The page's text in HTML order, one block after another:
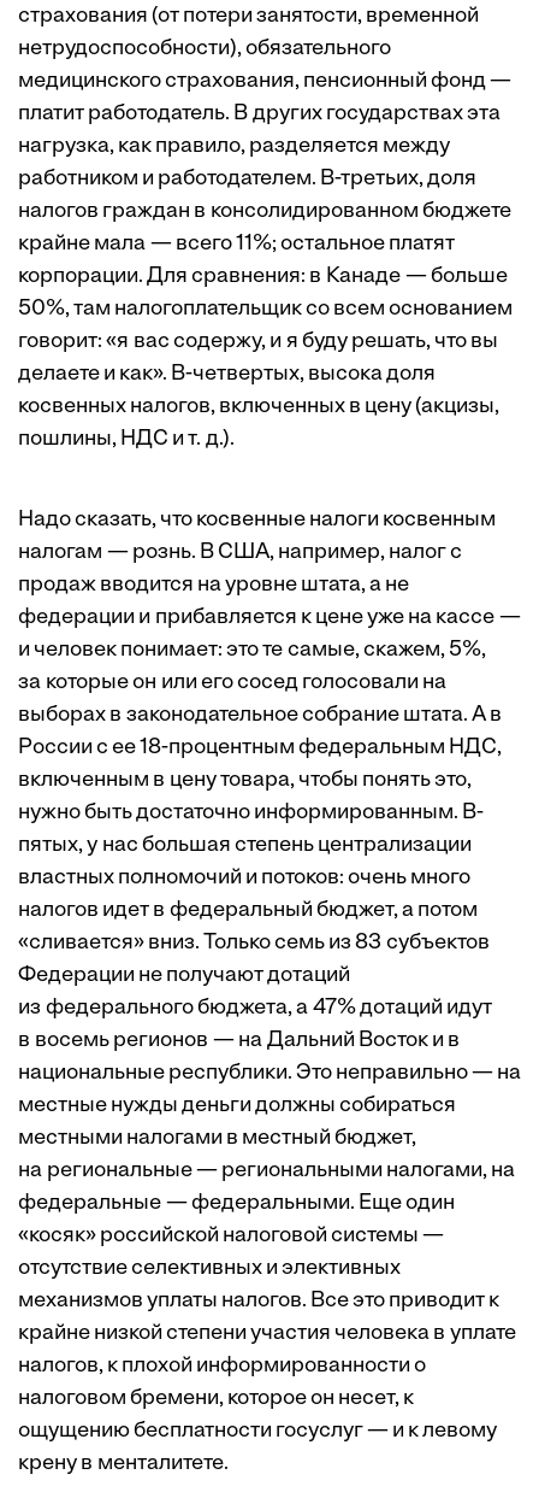
страхования (от потери занятости, временной
нетрудоспособности), обязательного
медицинского страхования, пенсионный фонд —
платит работодатель. В других государствах эта
нагрузка, как правило, разделяется между
работником и работодателем. В-третьих, доля
налогов граждан в консолидированном бюджете
крайне мала — всего 11%; остальное платят
корпорации. Для сравнения: в Канаде — больше
50%, там налогоплательщик со всем основанием
говорит: «я вас содержу, и я буду решать, что вы
делаете и как». В-четвертых, высока доля
косвенных налогов, включенных в цену (акцизы,
пошлины, НДС и т. д.).
Надо сказать, что косвенные налоги косвенным
налогам — рознь. В США, например, налог с
продаж вводится на уровне штата, а не
федерации и прибавляется к цене уже на кассе —
и человек понимает: это те самые, скажем, 5%,
за которые он или его сосед голосовали на
выборах в законодательное собрание штата. А в
России с ее 18-процентным федеральным НДС,
включенным в цену товара, чтобы понять это,
нужно быть достаточно информированным. В-
пятых, у нас большая степень централизации
властных полномочий и потоков: очень много
налогов идет в федеральный бюджет, а потом
«сливается» вниз. Только семь из 83 субъектов
Федерации не получают дотаций
из федерального бюджета, а 47% дотаций идут
в восемь регионов — на Дальний Восток и в
национальные республики. Это неправильно — на
местные нужды деньги должны собираться
местными налогами в местный бюджет,
на региональные — региональными налогами, на
федеральные — федеральными. Еще один
«косяк» российской налоговой системы —
отсутствие селективных и элективных
механизмов уплаты налогов. Все это приводит к
крайне низкой степени участия человека в уплате
налогов, к плохой информированности о
налоговом бремени, которое он несет, к
ощущению бесплатности госуслуг — и к левому
крену в менталитете.